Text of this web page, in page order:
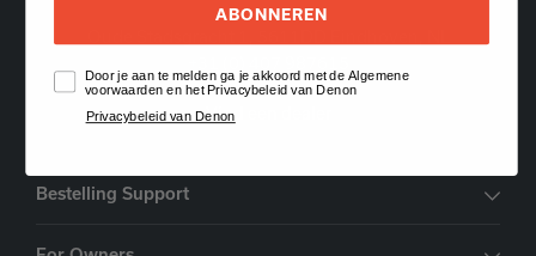
Vind een dealer
Bestelling Support
ABONNEREN
Door je aan te melden ga je akkoord met de Algemene
voorwaarden en het Privacybeleid van Denon
Privacybeleid van Denon